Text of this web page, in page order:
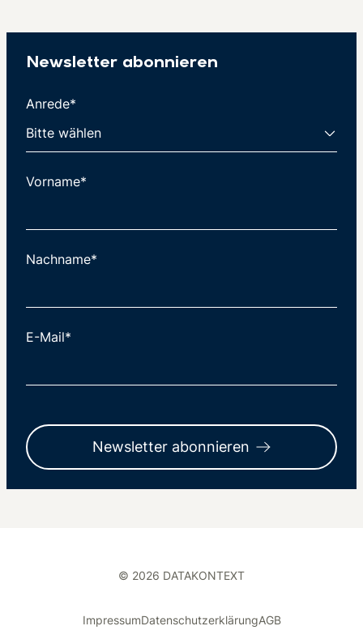
Newsletter abonnieren
Anrede*
Vorname*
Nachname*
E-Mail*
Newsletter abonnieren
© 2026 DATAKONTEXT
ImpressumDatenschutzerklärungAGB